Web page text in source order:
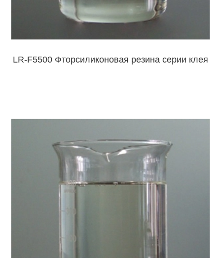
LR-F5500 Фторсиликоновая резина серии клея